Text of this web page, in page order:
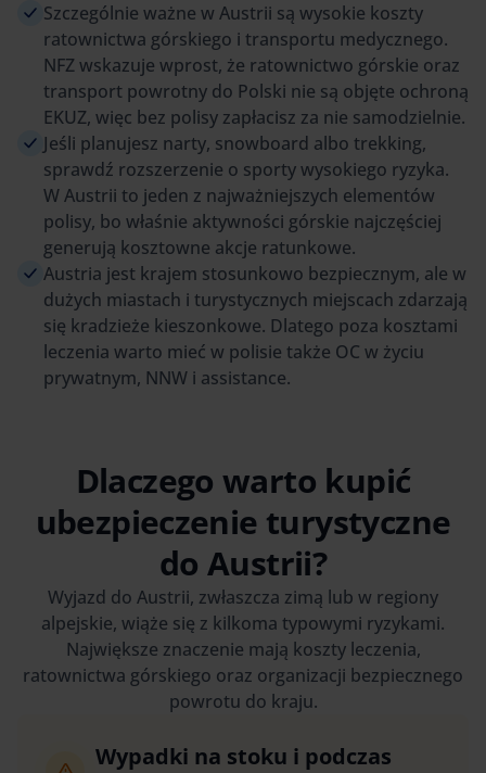
Szczególnie ważne w Austrii są wysokie koszty
ratownictwa górskiego i transportu medycznego.
NFZ wskazuje wprost, że ratownictwo górskie oraz
transport powrotny do Polski nie są objęte ochroną
EKUZ, więc bez polisy zapłacisz za nie samodzielnie.
Jeśli planujesz narty, snowboard albo trekking,
sprawdź rozszerzenie o sporty wysokiego ryzyka.
W Austrii to jeden z najważniejszych elementów
polisy, bo właśnie aktywności górskie najczęściej
generują kosztowne akcje ratunkowe.
Austria jest krajem stosunkowo bezpiecznym, ale w
dużych miastach i turystycznych miejscach zdarzają
się kradzieże kieszonkowe. Dlatego poza kosztami
leczenia warto mieć w polisie także OC w życiu
prywatnym, NNW i assistance.
Dlaczego warto kupić
ubezpieczenie turystyczne
do Austrii?
Wyjazd do Austrii, zwłaszcza zimą lub w regiony
alpejskie, wiąże się z kilkoma typowymi ryzykami.
Największe znaczenie mają koszty leczenia,
ratownictwa górskiego oraz organizacji bezpiecznego
powrotu do kraju.
Wypadki na stoku i podczas